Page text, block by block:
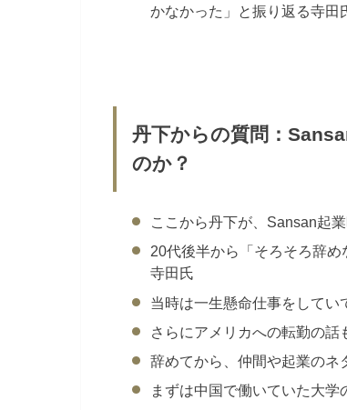
かなかった」と振り返る寺田
丹下からの質問：
のか？
ここから丹下が、Sansan起
20代後半から「そろそろ辞
寺田氏
当時は一生懸命仕事をしてい
さらにアメリカへの転勤の
辞めてから、仲間や起業のネ
まずは中国で働いていた大